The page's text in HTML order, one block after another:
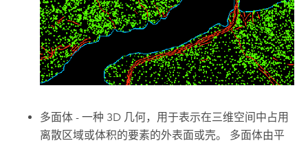
多面体 - 一种 3D 几何，用于表示在三维空间中占用
离散区域或体积的要素的外表面或壳。 多面体由平